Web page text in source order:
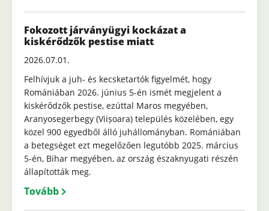
Fokozott járványügyi kockázat a
kiskérődzők pestise miatt
2026.07.01.
Felhívjuk a juh- és kecsketartók figyelmét, hogy
Romániában 2026. június 5-én ismét megjelent a
kiskérődzők pestise, ezúttal Maros megyében,
Aranyosegerbegy (Viișoara) település közelében, egy
közel 900 egyedből álló juhállományban. Romániában
a betegséget ezt megelőzően legutóbb 2025. március
5-én, Bihar megyében, az ország északnyugati részén
állapították meg.
Tovább